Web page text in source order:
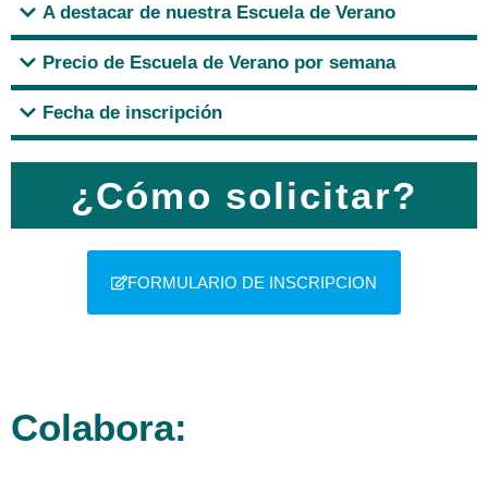
A destacar de nuestra Escuela de Verano
Precio de Escuela de Verano por semana
Fecha de inscripción
¿Cómo solicitar?
FORMULARIO DE INSCRIPCION
Colabora: